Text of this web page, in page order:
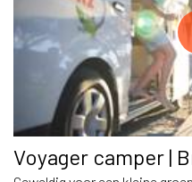
Voyager camper |